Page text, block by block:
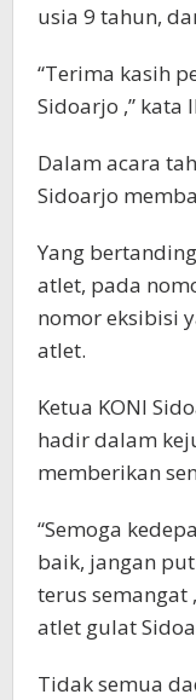
usia 9 tahun,
“Terima kasih
Sidoarjo ,” kata
Dalam acara
Sidoarjo
Yang
atlet, pada
nomor eksibisi
atlet.
Ketua KONI
hadir dalam
memberikan
“Semoga
baik, jangan
terus semangat
atlet gulat
Tidak semua